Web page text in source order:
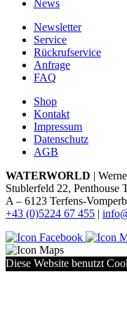
News
Newsletter
Service
Rückrufservice
Anfrage
FAQ
Shop
Kontakt
Impressum
Datenschutz
AGB
WATERWORLD |
Stublerfeld 22, Penthouse
A – 6123 Terfens-
+43 (0)5224 67 455 |
Diese Website benutzt